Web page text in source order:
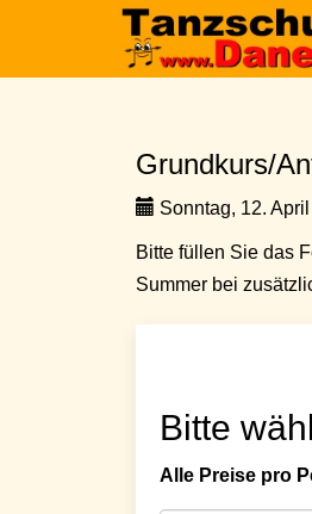
Grundkurs/
Sonntag, 12.
Bitte füllen Sie das
Summer bei
Bitte
Alle Preise pro